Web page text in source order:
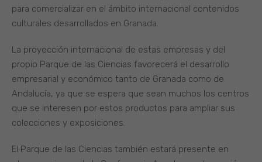
para comercializar en el ámbito internacional contenidos
culturales desarrollados en Granada.
La proyección internacional de estas empresas y del
propio Parque de las Ciencias favorecerá el desarrollo
empresarial y económico tanto de Granada como de
Andalucía, ya que se espera que sean muchos los centros
que se interesen por estos productos para ampliar sus
colecciones y exposiciones.
El Parque de las Ciencias también estará presente en